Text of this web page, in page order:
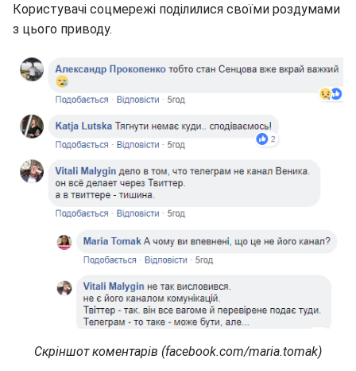
Користувачі соцмережі поділилися своїми роздумами
з цього приводу.
Скріншот коментарів (facebook.com/maria.tomak)